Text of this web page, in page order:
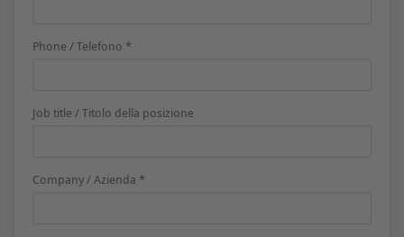
Phone / Telefono *
Job title / Titolo della posizione
Company / Azienda *